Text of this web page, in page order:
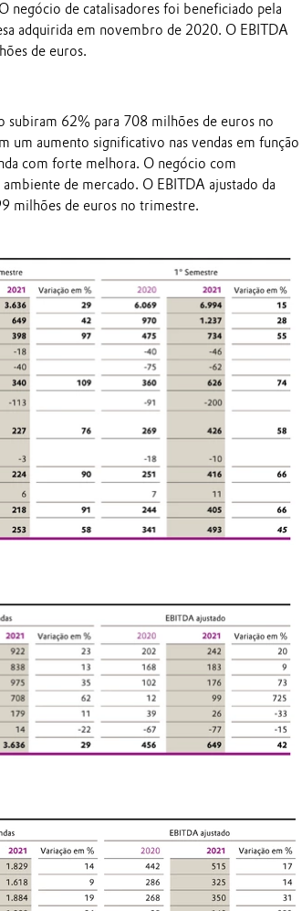
negócio de catalisadores foi beneficiado pela
adquirida em novembro de 2020. O EBITDA
de euros.
subiram 62% para 708 milhões de euros no
um aumento significativo nas vendas em função
com forte melhora. O negócio com
de mercado. O EBITDA ajustado da
milhões de euros no trimestre.